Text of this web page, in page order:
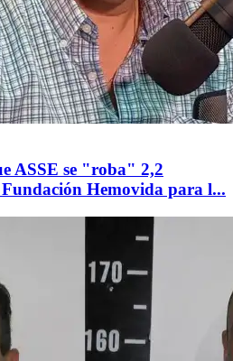
ASSE se "roba" 2,2
Hemovida para l...